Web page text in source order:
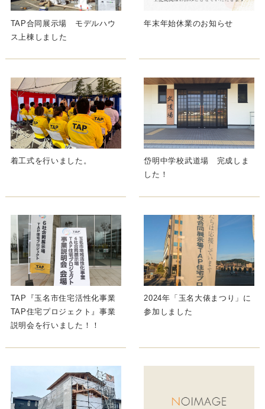
TAP合同展示場 モデルハウ
ス上棟しました
年末年始休業のお知らせ
着工式を行いました。
岱明中学校武道場 完成しま
した！
TAP『玉名市住宅活性化事業
TAP住宅プロジェクト』事業
説明会を行いました！！
2024年「玉名大俵まつり」に
参加しました